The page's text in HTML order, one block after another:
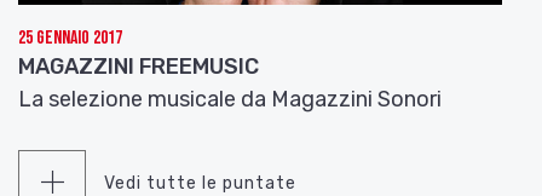
25 Gennaio 2017
MAGAZZINI FREEMUSIC
La selezione musicale da Magazzini Sonori
Vedi tutte le puntate